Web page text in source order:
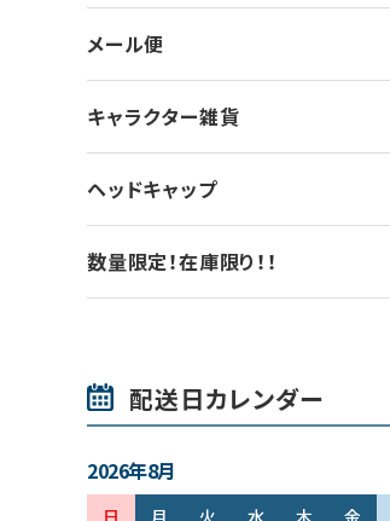
メール便
キャラクター雑貨
ヘッドキャップ
数量限定！在庫限り！！
配送日カレンダー
2026年8月
日 月 火 水 木 金